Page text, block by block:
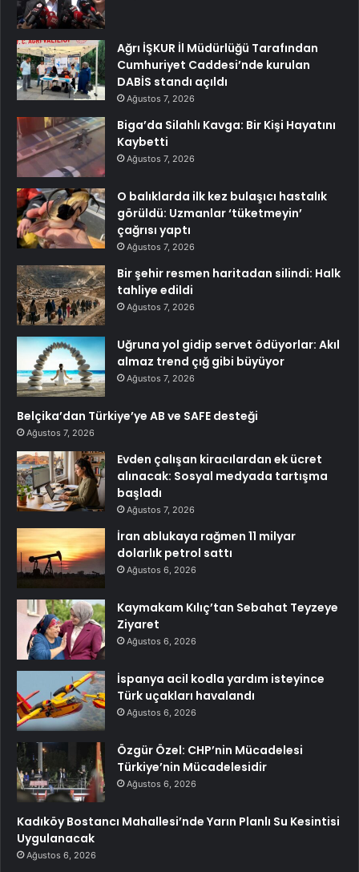
Ağrı İŞKUR İl Müdürlüğü Tarafından
Cumhuriyet Caddesi’nde kurulan
DABİS standı açıldı
Ağustos 7, 2026
Biga’da Silahlı Kavga: Bir Kişi Hayatını
Kaybetti
Ağustos 7, 2026
O balıklarda ilk kez bulaşıcı hastalık
görüldü: Uzmanlar ‘tüketmeyin’
çağrısı yaptı
Ağustos 7, 2026
Bir şehir resmen haritadan silindi: Halk
tahliye edildi
Ağustos 7, 2026
Uğruna yol gidip servet ödüyorlar: Akıl
almaz trend çığ gibi büyüyor
Ağustos 7, 2026
Belçika’dan Türkiye’ye AB ve SAFE desteği
Ağustos 7, 2026
Evden çalışan kiracılardan ek ücret
alınacak: Sosyal medyada tartışma
başladı
Ağustos 7, 2026
İran ablukaya rağmen 11 milyar
dolarlık petrol sattı
Ağustos 6, 2026
Kaymakam Kılıç’tan Sebahat Teyzeye
Ziyaret
Ağustos 6, 2026
İspanya acil kodla yardım isteyince
Türk uçakları havalandı
Ağustos 6, 2026
Özgür Özel: CHP’nin Mücadelesi
Türkiye’nin Mücadelesidir
Ağustos 6, 2026
Kadıköy Bostancı Mahallesi’nde Yarın Planlı Su Kesintisi
Uygulanacak
Ağustos 6, 2026